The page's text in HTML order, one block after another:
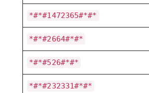
*#*#1472365#*#*
*#*#2664#*#*
*#*#526#*#*
*#*#232331#*#*